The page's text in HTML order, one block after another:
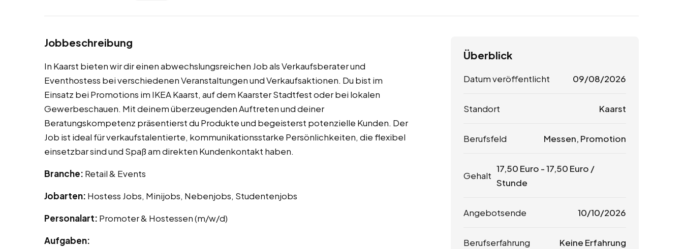
Jobbeschreibung
In Kaarst bieten wir dir einen abwechslungsreichen Job als Verkaufsberater und
Eventhostess bei verschiedenen Veranstaltungen und Verkaufsaktionen. Du bist im
Einsatz bei Promotions im IKEA Kaarst, auf dem Kaarster Stadtfest oder bei lokalen
Gewerbeschauen. Mit deinem überzeugenden Auftreten und deiner
Beratungskompetenz präsentierst du Produkte und begeisterst potenzielle Kunden. Der
Job ist ideal für verkaufstalentierte, kommunikationsstarke Persönlichkeiten, die flexibel
einsetzbar sind und Spaß am direkten Kundenkontakt haben.
Branche: Retail & Events
Jobarten: Hostess Jobs, Minijobs, Nebenjobs, Studentenjobs
Personalart: Promoter & Hostessen (m/w/d)
Aufgaben:
Überblick
Datum veröffentlicht 09/08/2026
Standort Kaarst
Berufsfeld Messen, Promotion
Gehalt
17,50 Euro -17,50 Euro /
Stunde
Angebotsende 10/10/2026
Berufserfahrung Keine Erfahrung